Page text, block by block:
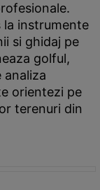
la instrumente
si ghidaj pe
golful,
orientezi pe
terenuri din